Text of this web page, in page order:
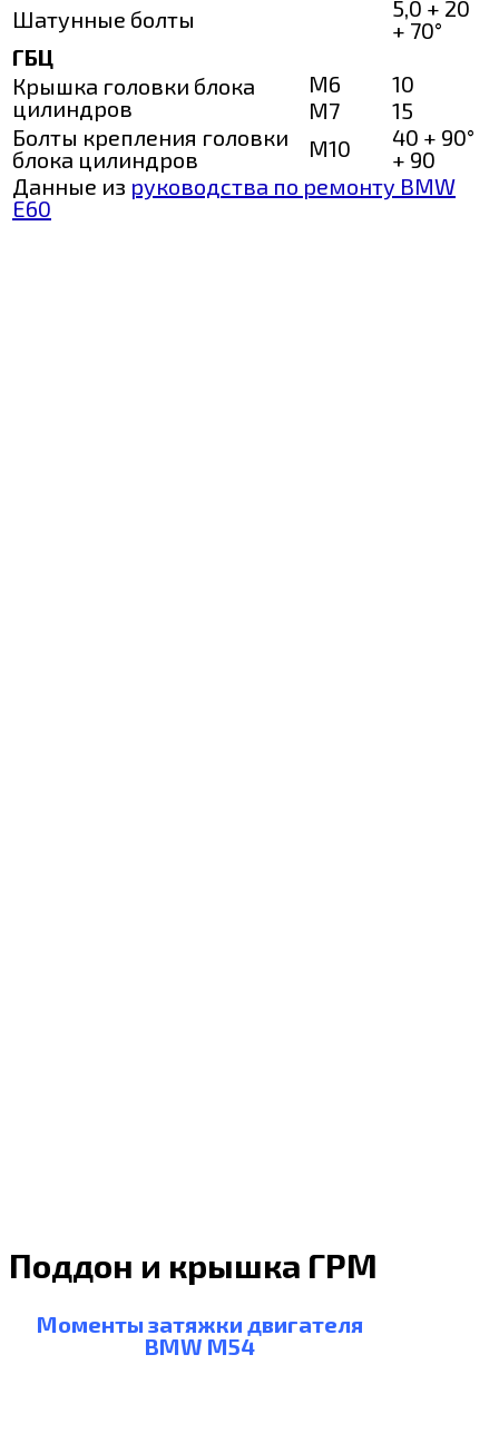
Шатунные болты
5,0 + 20
+ 70°
ГБЦ
Крышка головки блока
цилиндров
М6
10
М7
15
Болты крепления головки
блока цилиндров
М10
40 + 90°
+ 90
Данные из руководства по ремонту BMW
E60
Поддон и крышка ГРМ
Моменты затяжки двигателя
BMW M54